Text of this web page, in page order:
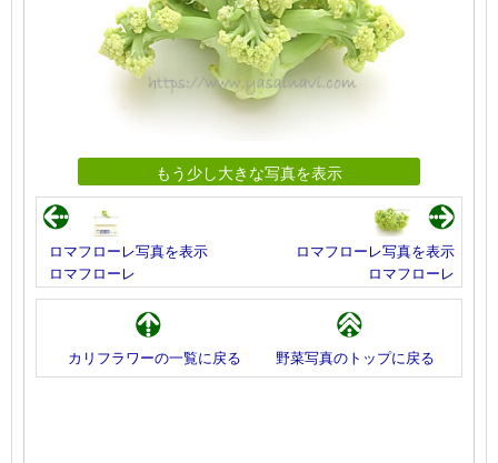
もう少し大きな写真を表示
ロマフローレ写真を表示
ロマフローレ
ロマフローレ写真を表示
ロマフローレ
カリフラワーの一覧に戻る 野菜写真のトップに戻る